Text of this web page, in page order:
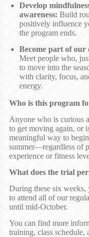
Develop
awareness: Build
positively influence
the program ends.
Become part of our
Meet people who,
to move into the
with clarity, focus,
energy.
Who is this program
Anyone who is curious
to get moving again, or
meaningful way to
summer—regardless of
experience or fitness
What does the trial
During these six weeks,
to attend all of our
until mid-October.
You can find more
training, class schedule,